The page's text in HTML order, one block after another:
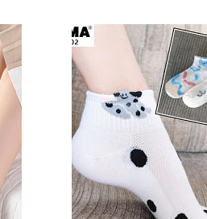
В упаковке:
10
Количество: